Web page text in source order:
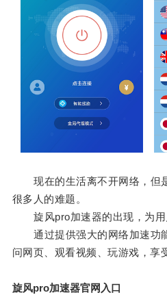
现在的生活离不开网络，但
很多人的难题。
旋风pro加速器的出现，为用
通过提供强大的网络加速功
问网页、观看视频、玩游戏，享
旋风pro加速器官网入口